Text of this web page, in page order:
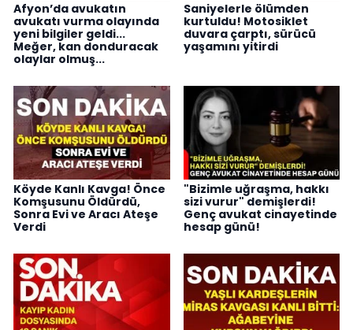
Afyon’da avukatın
avukatı vurma olayında
yeni bilgiler geldi...
Meğer, kan donduracak
olaylar olmuş...
Saniyelerle ölümden
kurtuldu! Motosiklet
duvara çarptı, sürücü
yaşamını yitirdi
Köyde Kanlı Kavga! Önce
Komşusunu Öldürdü,
Sonra Evi ve Aracı Ateşe
Verdi
"Bizimle uğraşma, hakkı
sizi vurur" demişlerdi!
Genç avukat cinayetinde
hesap günü!